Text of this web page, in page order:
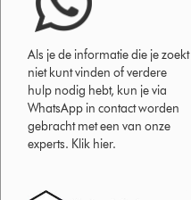
Als je de informatie die je zoekt
niet kunt vinden of verdere
hulp nodig hebt, kun je via
WhatsApp in contact worden
gebracht met een van onze
experts. Klik hier.